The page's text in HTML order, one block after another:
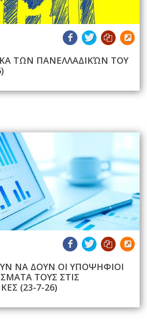
ΤΩΝ ΠΑΝΕΛΛΑΔΙΚΏΝ ΤΟΥ
ΝΑ ΔΟΥΝ ΟΙ ΥΠΟΨΗΦΙΟΙ
ΤΟΥΣ ΣΤΙΣ
(23-7-26)